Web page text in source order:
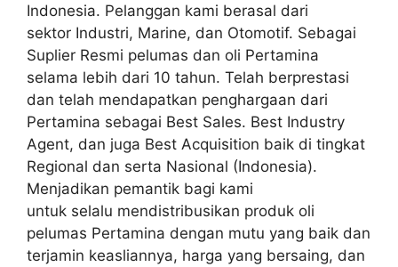
Indonesia. Pelanggan kami berasal dari
sektor Industri, Marine, dan Otomotif. Sebagai
Suplier Resmi pelumas dan oli Pertamina
selama lebih dari 10 tahun. Telah berprestasi
dan telah mendapatkan penghargaan dari
Pertamina sebagai Best Sales. Best Industry
Agent, dan juga Best Acquisition baik di tingkat
Regional dan serta Nasional (Indonesia).
Menjadikan pemantik bagi kami
untuk selalu mendistribusikan produk oli
pelumas Pertamina dengan mutu yang baik dan
terjamin keasliannya, harga yang bersaing, dan